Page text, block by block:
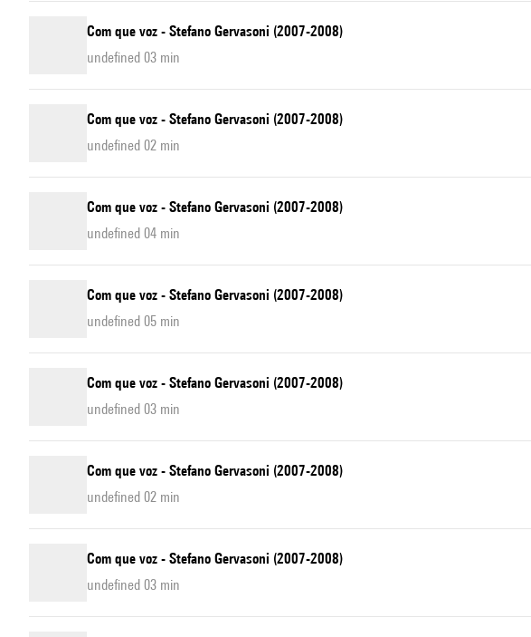
Com que voz - Stefano Gervasoni (2007-2008)
undefined 03 min
Com que voz - Stefano Gervasoni (2007-2008)
undefined 02 min
Com que voz - Stefano Gervasoni (2007-2008)
undefined 04 min
Com que voz - Stefano Gervasoni (2007-2008)
undefined 05 min
Com que voz - Stefano Gervasoni (2007-2008)
undefined 03 min
Com que voz - Stefano Gervasoni (2007-2008)
undefined 02 min
Com que voz - Stefano Gervasoni (2007-2008)
undefined 03 min